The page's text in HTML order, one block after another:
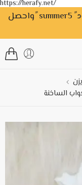
https://herafy.net/
بمناسبة فصل الصيف استخدم برومو كود ً summer5 ًواحصل
الساخنة